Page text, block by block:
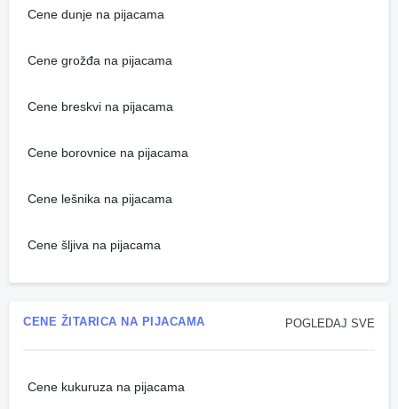
Cene dunje na pijacama
Cene grožđa na pijacama
Cene breskvi na pijacama
Cene borovnice na pijacama
Cene lešnika na pijacama
Cene šljiva na pijacama
POGLEDAJ SVE
CENE ŽITARICA NA PIJACAMA
Cene kukuruza na pijacama